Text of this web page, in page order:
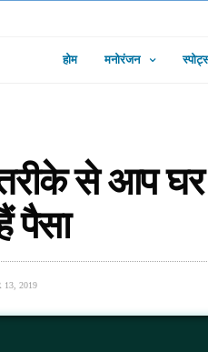
होम मनोरंजन
से आप
पैसा
13, 2019